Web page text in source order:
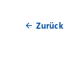
Zurück